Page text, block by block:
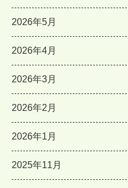
2026年5月
2026年4月
2026年3月
2026年2月
2026年1月
2025年11月